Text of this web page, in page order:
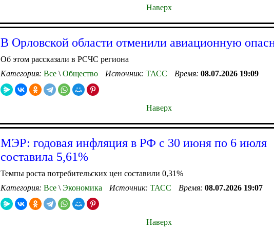
Наверх
В Орловской области отменили авиационную
Об этом рассказали в РСЧС региона
Категория: Все \ Общество Источник: ТАСС Время: 08.07.2026 19:09
Наверх
МЭР: годовая инфляция в РФ с 30 июня по 6 июля
составила 5,61%
Темпы роста потребительских цен составили 0,31%
Категория: Все \ Экономика Источник: ТАСС Время: 08.07.2026 19:07
Наверх